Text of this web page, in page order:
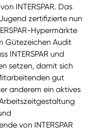
INTERSPAR. Das
zertifizierte nun
Hypermärkte
Gütezeichen Audit
INTERSPAR und
setzen, damit sich
gut
anderem ein aktives
von INTERSPAR